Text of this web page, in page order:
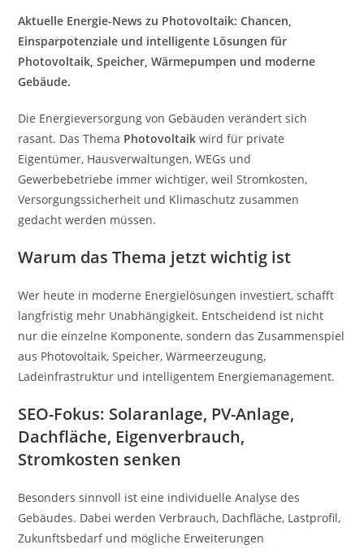
Aktuelle Energie-News zu Photovoltaik: Chancen,
Einsparpotenziale und intelligente Lösungen für
Photovoltaik, Speicher, Wärmepumpen und moderne
Gebäude.
Die Energieversorgung von Gebäuden verändert sich
rasant. Das Thema Photovoltaik wird für private
Eigentümer, Hausverwaltungen, WEGs und
Gewerbebetriebe immer wichtiger, weil Stromkosten,
Versorgungssicherheit und Klimaschutz zusammen
gedacht werden müssen.
Warum das Thema jetzt wichtig ist
Wer heute in moderne Energielösungen investiert, schafft
langfristig mehr Unabhängigkeit. Entscheidend ist nicht
nur die einzelne Komponente, sondern das Zusammenspiel
aus Photovoltaik, Speicher, Wärmeerzeugung,
Ladeinfrastruktur und intelligentem Energiemanagement.
SEO-Fokus: Solaranlage, PV-Anlage,
Dachfläche, Eigenverbrauch,
Stromkosten senken
Besonders sinnvoll ist eine individuelle Analyse des
Gebäudes. Dabei werden Verbrauch, Dachfläche, Lastprofil,
Zukunftsbedarf und mögliche Erweiterungen